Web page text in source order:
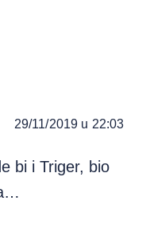
29/11/2019 u 22:03
bi i Triger, bio